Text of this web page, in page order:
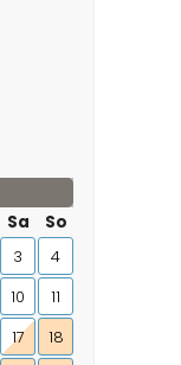
Sa So
3
4
10
11
17
18